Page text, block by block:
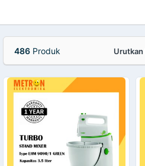
486 Produk Urutkan